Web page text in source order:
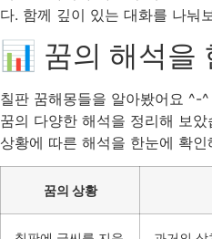
다. 함께 깊이 있는 대화를 나눠
📊 꿈의 해석을
칠판 꿈해몽들을 알아봤어요 ^-
꿈의 다양한 해석을 정리해 보
상황에 따른 해석을 한눈에 확인
꿈의 상황